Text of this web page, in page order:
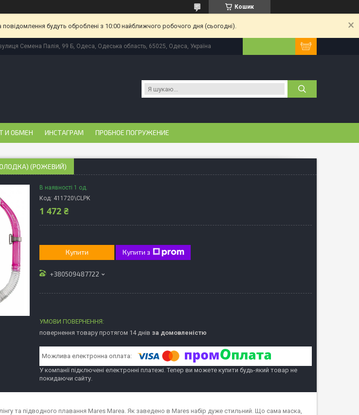
Кошик
будуть оброблені з 10:00 найближчого робочого дня (сьогодні).
Семена Палія, 99 Б, Одеса, Одеська область, 65025, Одеса, Україна
И ОБМЕН ИНСТАГРАМ ПРОБНОЕ ПОГРУЖЕНИЕ
(РОЖЕВИЙ)
В наявності 1 од.
Код: 411720\CLPK
1 472 ₴
Купити Купити з
+380509487722
повернення товару протягом 14 днів за домовленістю
У компанії підключені електронні платежі. Тепер ви можете купити будь-який товар не
покидаючи сайту.
та підводного плавання Mares Marea. Як заведено в Mares набір дуже стильний. Що сама маска,